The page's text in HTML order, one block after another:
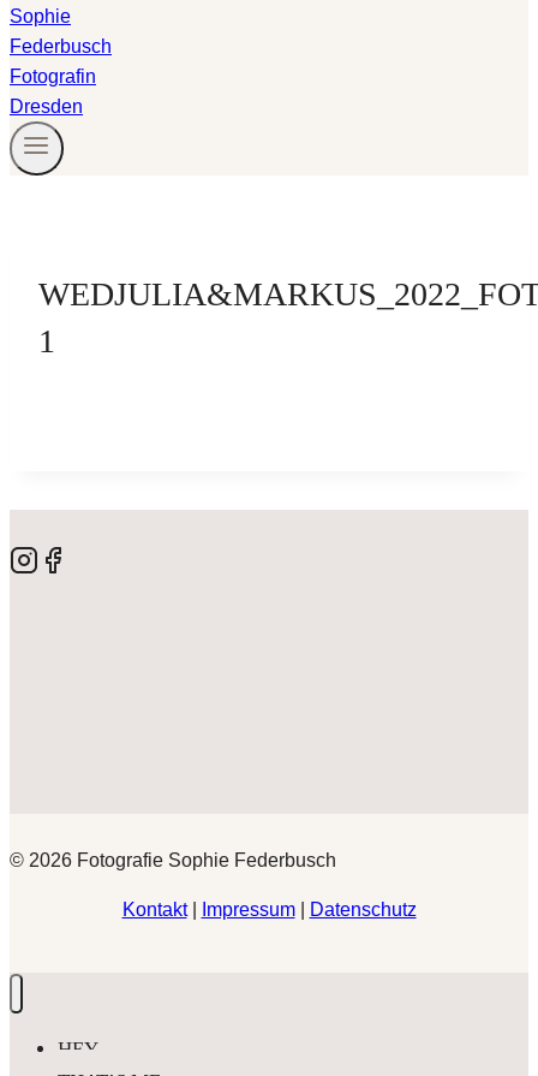
1
© 2026 Fotografie Sophie Federbusch
Kontakt| Impressum| Datenschutz
HEY